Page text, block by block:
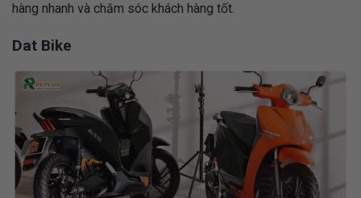
hàng nhanh và chăm sóc khách hàng tốt​.
Dat Bike